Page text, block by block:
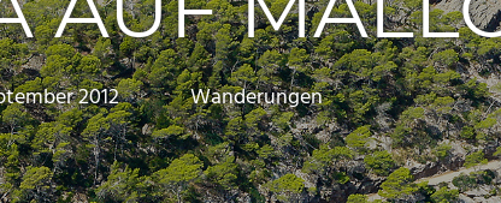
2012 Marc
Wanderungen